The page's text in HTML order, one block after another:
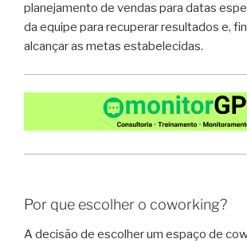
planejamento de vendas para datas
da equipe para recuperar resultados e,
alcançar as metas estabelecidas.
Por que escolher o coworking?
A decisão de escolher um espaço de